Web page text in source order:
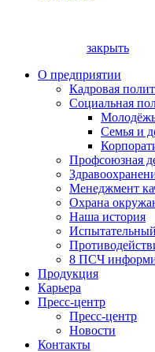
закрыть
О предприятии
Кадровая
Социальная
Семья и
Профсоюзная
Менеджмент
Охрана
Наша история
8 ПСЧ
Продукция
Карьера
Пресс-центр
Пресс-центр
Новости
Контакты